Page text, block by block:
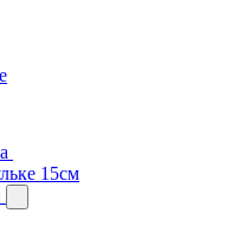
15см